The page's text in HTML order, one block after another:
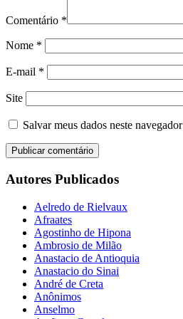
Comentário *
Nome *
E-mail *
Site
Salvar meus dados neste
Autores Publicados
Aelredo de Rielvaux
Afraates
Agostinho de Hipona
Ambrosio de Milão
Anastacio de Antioquia
Anastacio do Sinai
André de Creta
Anônimos
Anselmo